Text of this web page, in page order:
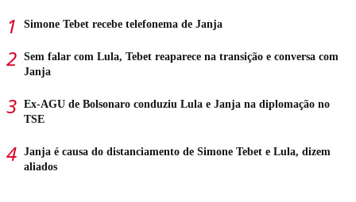
Simone Tebet recebe telefonema de Janja
Sem falar com Lula, Tebet reaparece na transição e conversa com
Janja
Ex-AGU de Bolsonaro conduziu Lula e Janja na diplomação no
TSE
Janja é causa do distanciamento de Simone Tebet e Lula, dizem
aliados